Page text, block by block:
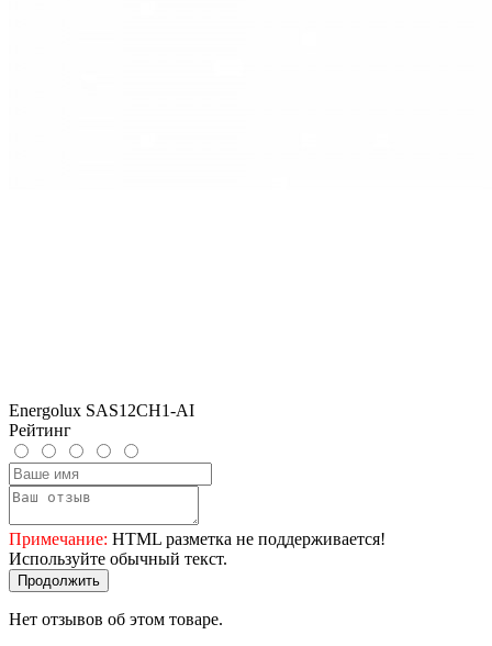
Energolux SAS12CH1-AI
Рейтинг
Примечание: HTML разметка не поддерживается!
Используйте обычный текст.
Продолжить
Нет отзывов об этом товаре.